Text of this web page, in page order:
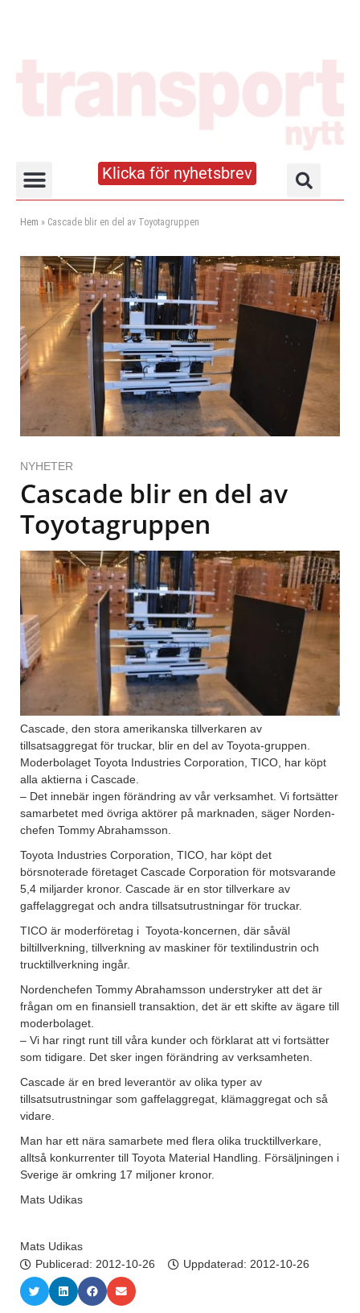
Klicka för nyhetsbrev
Hem » Cascade blir en del av Toyotagruppen
NYHETER
Cascade blir en del av
Toyotagruppen
Cascade, den stora amerikanska tillverkaren av
tillsatsaggregat för truckar, blir en del av Toyota-gruppen.
Moderbolaget Toyota Industries Corporation, TICO, har köpt
alla aktierna i Cascade.
– Det innebär ingen förändring av vår verksamhet. Vi fortsätter
samarbetet med övriga aktörer på marknaden, säger Norden-
chefen Tommy Abrahamsson.
Toyota Industries Corporation, TICO, har köpt det
börsnoterade företaget Cascade Corporation för motsvarande
5,4 miljarder kronor. Cascade är en stor tillverkare av
gaffelaggregat och andra tillsatsutrustningar för truckar.
TICO är moderföretag i Toyota-koncernen, där såväl
biltillverkning, tillverkning av maskiner för textilindustrin och
trucktillverkning ingår.
Nordenchefen Tommy Abrahamsson understryker att det är
frågan om en finansiell transaktion, det är ett skifte av ägare till
moderbolaget.
– Vi har ringt runt till våra kunder och förklarat att vi fortsätter
som tidigare. Det sker ingen förändring av verksamheten.
Cascade är en bred leverantör av olika typer av
tillsatsutrustningar som gaffelaggregat, klämaggregat och så
vidare.
Man har ett nära samarbete med flera olika trucktillverkare,
alltså konkurrenter till Toyota Material Handling. Försäljningen i
Sverige är omkring 17 miljoner kronor.
Mats Udikas
Mats Udikas
Publicerad: 2012-10-26 Uppdaterad: 2012-10-26